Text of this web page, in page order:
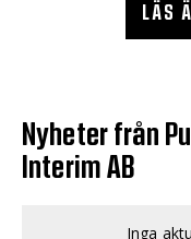
LÄS
Nyheter från
Interim AB
Inga